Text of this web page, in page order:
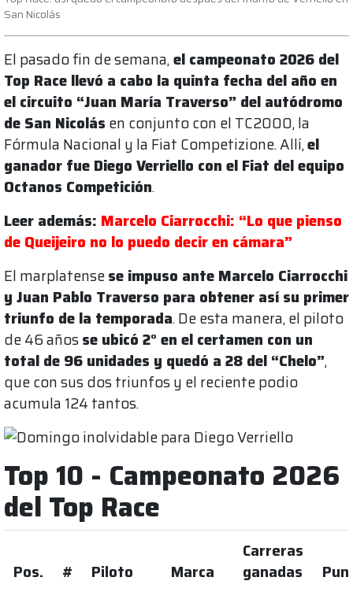
San Nicolás
El pasado fin de semana,el campeonato 2026 del
Top Race llevó a cabo la quinta fecha del año en
el circuito “Juan María Traverso” del autódromo
de San Nicolás en conjunto con el TC2000, la
Fórmula Nacional y la Fiat Competizione. Allí,el
ganador fue Diego Verriello con el Fiat del equipo
Octanos Competición.
Leer además: Marcelo Ciarrocchi: “Lo que pienso
de Queijeiro no lo puedo decir en cámara”
El marplatensese impuso ante Marcelo Ciarrocchi
y Juan Pablo Traverso para obtener así su primer
triunfo de la temporada. De esta manera, el piloto
de 46 añosse ubicó 2° en el certamen con un
total de 96 unidades y quedó a 28 del “Chelo”,
que con sus dos triunfos y el reciente podio
acumula 124 tantos.
Top 10 - Campeonato 2026
del Top Race
Pos. # Piloto Marca
Carreras
ganadas